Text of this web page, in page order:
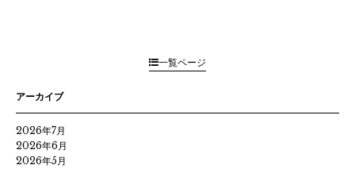
一覧ページ
アーカイブ
2026年7月
2026年6月
2026年5月